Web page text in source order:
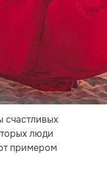
счастливых
люди
примером